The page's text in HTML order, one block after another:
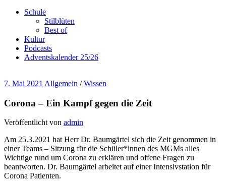
Schule
Stilblüten
Best of
Kultur
Podcasts
Adventskalender 25/26
7. Mai 2021 Allgemein /Wissen
Corona – Ein Kampf gegen die Zeit
Veröffentlicht von admin
Am 25.3.2021 hat Herr Dr. Baumgärtel sich die Zeit genommen in
einer Teams – Sitzung für die Schüler*innen des MGMs alles
Wichtige rund um Corona zu erklären und offene Fragen zu
beantworten. Dr. Baumgärtel arbeitet auf einer Intensivstation für
Corona Patienten.